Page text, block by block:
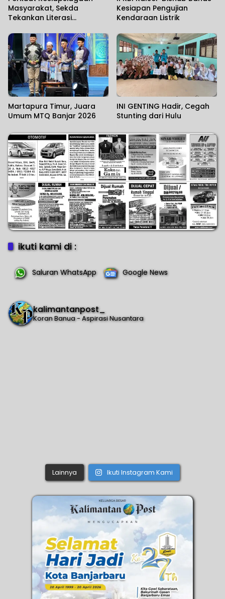
Masyarakat, Sekda
Tekankan Literasi
Kesiapan Pengujian
Kendaraan Listrik
Martapura Timur, Juara
Umum MTQ Banjar 2026
INI GENTING Hadir, Cegah
Stunting dari Hulu
ikuti kami di :
Saluran WhatsApp Google News
kalimantanpost_
Koran Banua - Aspirasi Nusantara
Lainnya Ikuti Instagram Kami